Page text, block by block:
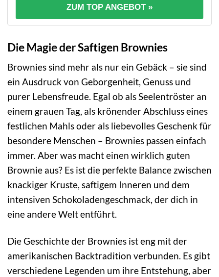
ZUM TOP ANGEBOT »
Die Magie der Saftigen Brownies
Brownies sind mehr als nur ein Gebäck – sie sind
ein Ausdruck von Geborgenheit, Genuss und
purer Lebensfreude. Egal ob als Seelentröster an
einem grauen Tag, als krönender Abschluss eines
festlichen Mahls oder als liebevolles Geschenk für
besondere Menschen – Brownies passen einfach
immer. Aber was macht einen wirklich guten
Brownie aus? Es ist die perfekte Balance zwischen
knackiger Kruste, saftigem Inneren und dem
intensiven Schokoladengeschmack, der dich in
eine andere Welt entführt.
Die Geschichte der Brownies ist eng mit der
amerikanischen Backtradition verbunden. Es gibt
verschiedene Legenden um ihre Entstehung, aber